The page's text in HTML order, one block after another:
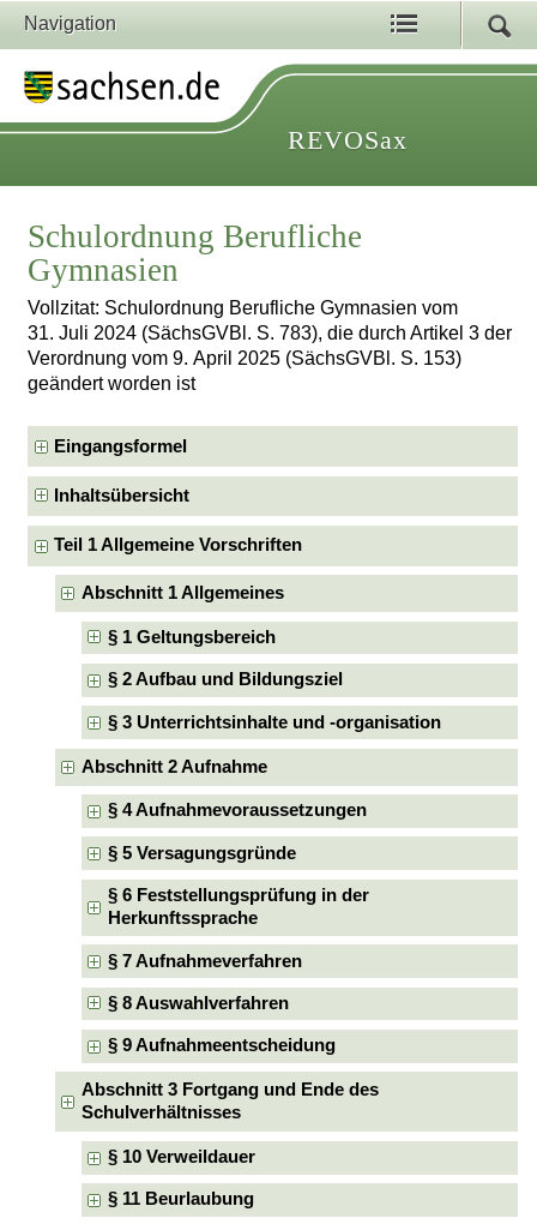
Navigation
REVOSax
Schulordnung Berufliche
Gymnasien
Vollzitat: Schulordnung Berufliche Gymnasien vom
31. Juli 2024 (SächsGVBl. S. 783), die durch Artikel 3 der
Verordnung vom 9. April 2025 (SächsGVBl. S. 153)
geändert worden ist
Eingangsformel
Inhaltsübersicht
Teil 1 Allgemeine Vorschriften
Abschnitt 1 Allgemeines
§ 1 Geltungsbereich
§ 2 Aufbau und Bildungsziel
§ 3 Unterrichtsinhalte und -organisation
Abschnitt 2 Aufnahme
§ 4 Aufnahmevoraussetzungen
§ 5 Versagungsgründe
§ 6 Feststellungsprüfung in der
Herkunftssprache
§ 7 Aufnahmeverfahren
§ 8 Auswahlverfahren
§ 9 Aufnahmeentscheidung
Abschnitt 3 Fortgang und Ende des
Schulverhältnisses
§ 10 Verweildauer
§ 11 Beurlaubung